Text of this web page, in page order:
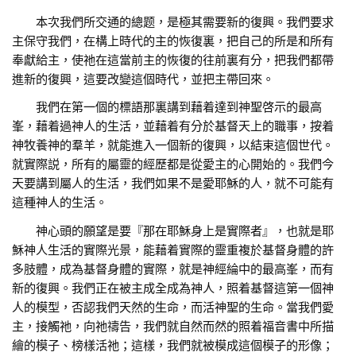
本次我們所交通的總题，是極其需要新的復興。我們要求
主保守我們，在構上時代的主的恢復裏，把自己的所是和所有
奉獻給主，使祂在這當前主的恢復的往前裏有分，把我們都帶
進新的復興，這要改變這個時代，並把主帶回來。
我們在第一個的標語那裏講到藉着達到神聖啓示的最高
峯，藉着過神人的生活，並藉着有分於基督天上的職事，按着
神牧養神的羣羊，就能進入一個新的復興，以結束這個世代。
就實際説，所有的屬靈的經歷都是從愛主的心開始的。我們今
天要講到屬人的生活，我們如果不是愛耶穌的人，就不可能有
這種神人的生活。
神心頭的願望是要『那在耶穌身上是實際者』，也就是耶
穌神人生活的實際光景，能藉着實際的靈重複於基督身體的許
多肢體，成為基督身體的實際，就是神經綸中的最高峯，而有
新的復興。我們正在被主成全成為神人，照着基督這第一個神
人的模型，否認我們天然的生命，而活神聖的生命。當我們愛
主，接觸祂，向祂禱告，我們就自然而然的照着福音書中所描
繪的模子、榜樣活祂；這樣，我們就被模成這個模子的形像；